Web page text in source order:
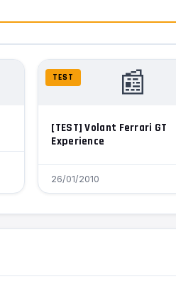
📰
TEST
[TEST] Volant Ferrari GT
Experience
26/01/2010